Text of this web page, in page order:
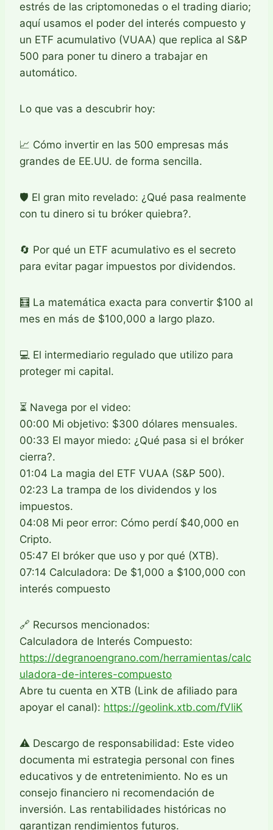
estrés de las criptomonedas o el trading diario;
aquí usamos el poder del interés compuesto y
un ETF acumulativo (VUAA) que replica al S&P
500 para poner tu dinero a trabajar en
automático.
Lo que vas a descubrir hoy:
📈 Cómo invertir en las 500 empresas más
grandes de EE.UU. de forma sencilla.
🛡️ El gran mito revelado: ¿Qué pasa realmente
con tu dinero si tu bróker quiebra?.
🔄 Por qué un ETF acumulativo es el secreto
para evitar pagar impuestos por dividendos.
🧮 La matemática exacta para convertir $100 al
mes en más de $100,000 a largo plazo.
💻 El intermediario regulado que utilizo para
proteger mi capital.
⏳ Navega por el video:
00:00 Mi objetivo: $300 dólares mensuales.
00:33 El mayor miedo: ¿Qué pasa si el bróker
cierra?.
01:04 La magia del ETF VUAA (S&P 500).
02:23 La trampa de los dividendos y los
impuestos.
04:08 Mi peor error: Cómo perdí $40,000 en
Cripto.
05:47 El bróker que uso y por qué (XTB).
07:14 Calculadora: De $1,000 a $100,000 con
interés compuesto
🔗 Recursos mencionados:
Calculadora de Interés Compuesto:
https://degranoengrano.com/herramientas/calc
uladora-de-interes-compuesto
Abre tu cuenta en XTB (Link de afiliado para
apoyar el canal): https://geolink.xtb.com/fVliK
⚠️ Descargo de responsabilidad: Este video
documenta mi estrategia personal con fines
educativos y de entretenimiento. No es un
consejo financiero ni recomendación de
inversión. Las rentabilidades históricas no
garantizan rendimientos futuros.